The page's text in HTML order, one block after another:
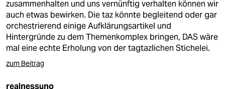
zusammenhalten und uns vernünftig verhalten können wir
auch etwas bewirken. Die taz könnte begleitend oder gar
orchestrierend einige Aufklärungsartikel und
Hintergründe zu dem Themenkomplex bringen, DAS wäre
mal eine echte Erholung von der tagtazlichen Stichelei.
zum Beitrag
realnessuno